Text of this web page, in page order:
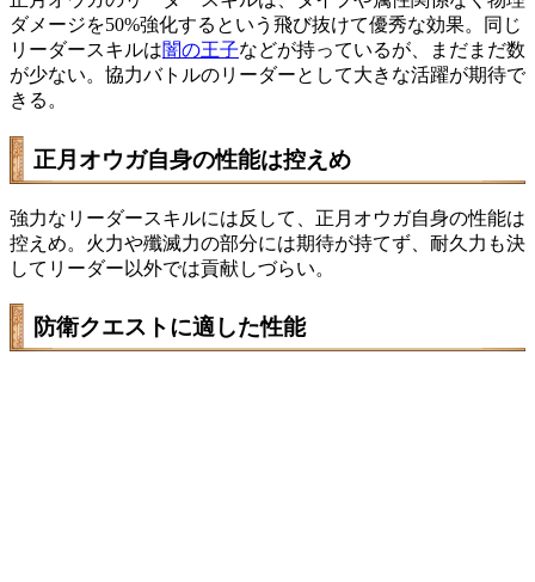
ダメージを50%強化するという飛び抜けて優秀な効果。同じ
リーダースキルは闇の王子などが持っているが、まだまだ数
が少ない。協力バトルのリーダーとして大きな活躍が期待で
きる。
正月オウガ自身の性能は控えめ
強力なリーダースキルには反して、正月オウガ自身の性能は
控えめ。火力や殲滅力の部分には期待が持てず、耐久力も決
してリーダー以外では貢献しづらい。
防衛クエストに適した性能